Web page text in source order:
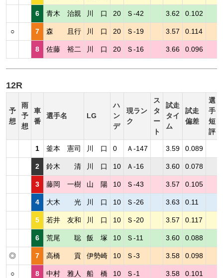
6 青木 治親 川 口 20 Ｓ-42 3.62 0.102
○ 7 森 且行 川 口 20 Ｓ-19 3.57 0.114
8 佐藤 裕二 川 口 20 Ｓ-16 3.66 0.096
12R
予
想
雨
予
想
車
番
選手名 LG
ハ
ン
デ
現ラン
ク
ス
タ
ー
ト
試走
タイ
ム
試走
偏差
選
手
短
評
1 釜本 憲司 川 口 0 Ａ-147 3.59 0.089
2 鈴木 清 川 口 10 Ａ-16 3.60 0.078
3 藤岡 一樹 山 陽 10 Ｓ-43 3.57 0.105
4 大木 光 川 口 10 Ｓ-26 3.63 0.11
5 若井 友和 川 口 10 Ｓ-20 3.57 0.117
6 荒尾 聡 飯 塚 10 Ｓ-11 3.60 0.088
◎ 7 高橋 貢 伊勢崎 10 Ｓ-3 3.58 0.098
○ 8 中村 雅人 船 橋 10 Ｓ-1 3.58 0.101